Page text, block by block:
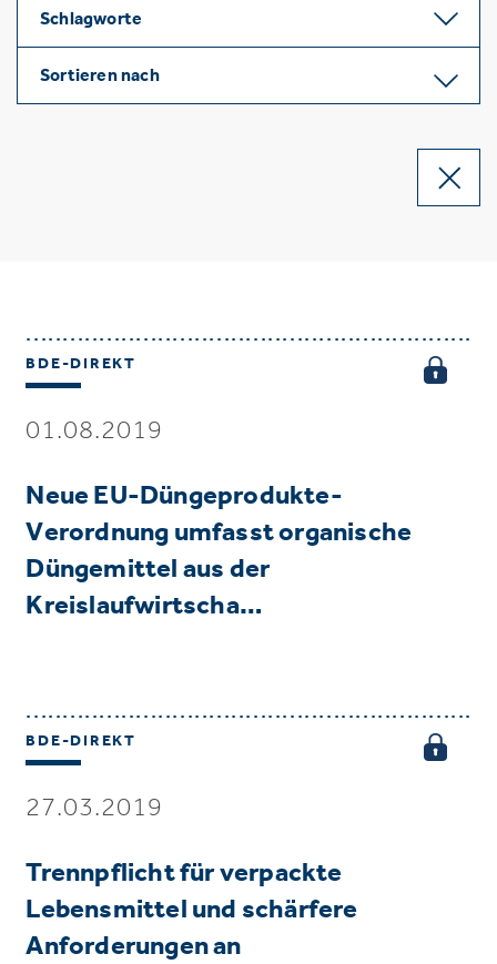
Schlagworte
Sortieren nach
BDE-DIREKT
01.08.2019
Neue EU-Düngeprodukte-
Verordnung umfasst organische
Düngemittel aus der
Kreislaufwirtscha…
BDE-DIREKT
27.03.2019
Trennpflicht für verpackte
Lebensmittel und schärfere
Anforderungen an